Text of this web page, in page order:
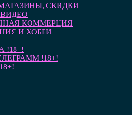
СКИДКИ
КОММЕРЦИЯ
И ХОББИ
!18+!
!18+!